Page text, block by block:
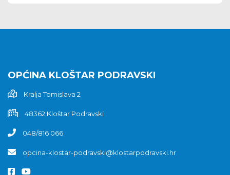
OPĆINA KLOŠTAR PODRAVSKI
Kralja Tomislava 2
48362 Kloštar Podravski
048/816 066
opcina-klostar-podravski@klostarpodravski.hr